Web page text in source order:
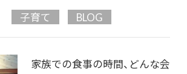
子育て BLOG
家族での食事の時間、どんな会